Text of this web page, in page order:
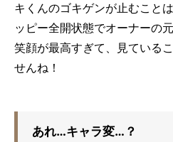
キくんのゴキゲンが止むこと
ッピー全開状態でオーナーの
笑顔が最高すぎて、見ている
せんね！
あれ…キャラ変…？